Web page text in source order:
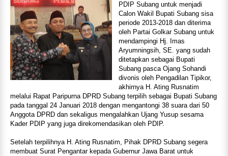
PDIP Subang untuk menjadi
Calon Wakil Bupati Subang sisa
periode 2013-2018 dan diterima
oleh Partai Golkar Subang untuk
mendampingi Hj. Imas
Aryumningsih, SE. yang sudah
ditetapkan sebagai Bupati
Subang pasca Ojang Sohandi
divonis oleh Pengadilan Tipikor,
akhirnya H. Ating Rusnatim
melalui Rapat Paripurna DPRD Subang terpilih sebagai Bupati Subang
pada tanggal 24 Januari 2018 dengan mengantongi 38 suara dari 50
Anggota DPRD dan sekaligus mengalahkan Ujang Yusup sesama
Kader PDIP yang juga direkomendasikan oleh PDIP.
Setelah terpilihnya H. Ating Rusnatim, Pihak DPRD Subang segera
membuat Surat Pengantar kepada Gubernur Jawa Barat untuk